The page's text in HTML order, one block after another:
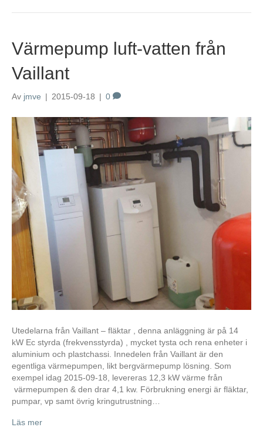
Värmepump luft-vatten från
Vaillant
Av jmve | 2015-09-18 | 0
Utedelarna från Vaillant – fläktar , denna anläggning är på 14
kW Ec styrda (frekvensstyrda) , mycket tysta och rena enheter i
aluminium och plastchassi. Innedelen från Vaillant är den
egentliga värmepumpen, likt bergvärmepump lösning. Som
exempel idag 2015-09-18, levereras 12,3 kW värme från
värmepumpen & den drar 4,1 kw. Förbrukning energi är fläktar,
pumpar, vp samt övrig kringutrustning…
Läs mer